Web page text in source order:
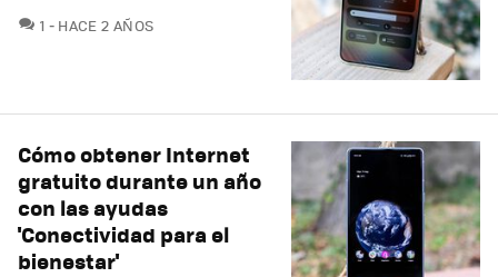
1 COMENTARIOS
HACE 2 AÑOS
Cómo obtener Internet
gratuito durante un año
con las ayudas
'Conectividad para el
bienestar'